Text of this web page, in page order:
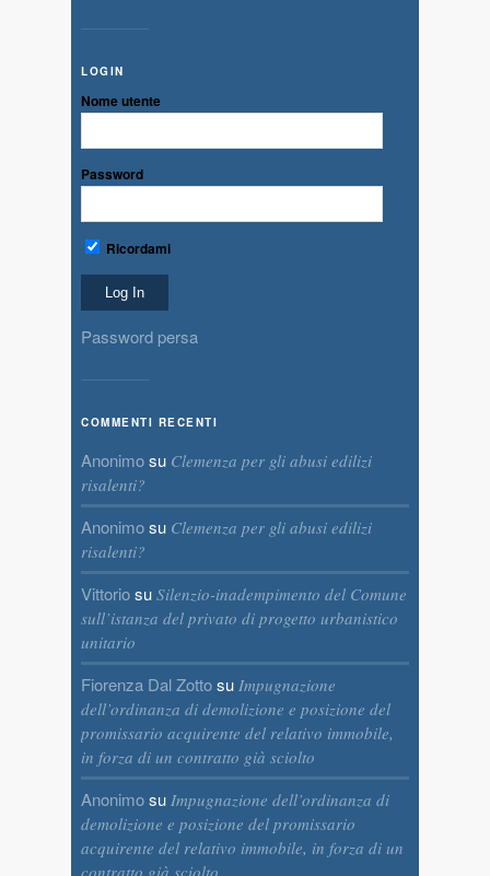
LOGIN
Nome utente
Password
Ricordami
Password persa
COMMENTI RECENTI
Anonimosu Clemenza per gli abusi edilizi
risalenti?
Anonimosu Clemenza per gli abusi edilizi
risalenti?
Vittoriosu Silenzio-inadempimento del Comune
sull’istanza del privato di progetto urbanistico
unitario
Fiorenza Dal Zottosu Impugnazione
dell’ordinanza di demolizione e posizione del
promissario acquirente del relativo immobile,
in forza di un contratto già sciolto
Anonimosu Impugnazione dell’ordinanza di
demolizione e posizione del promissario
acquirente del relativo immobile, in forza di un